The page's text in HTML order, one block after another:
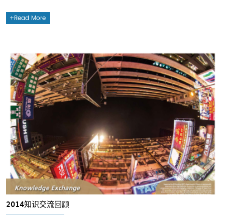
Read More
2014知识交流回顾